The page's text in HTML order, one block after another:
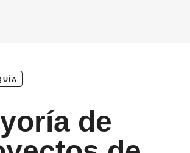
Futuros
Soberanas
de